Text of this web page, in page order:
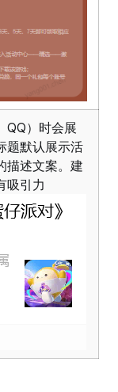
QQ）时会展
题默认展示活
描述文案。建
吸引力